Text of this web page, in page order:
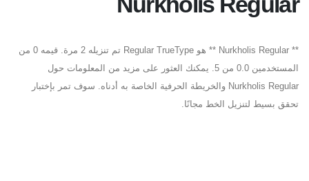
** Nurkholis Regular ** هو Regular TrueType تم تنزيله 2 مرة. قيمه 0 من
المستخدمين 0.0 من 5. يمكنك العثور على مزيد من المعلومات حول
Nurkholis Regular والخريطة الحرفية الخاصة به أدناه. سوف تمر بإختبار
تحقق بسيط لتنزيل الخط مجانًا.